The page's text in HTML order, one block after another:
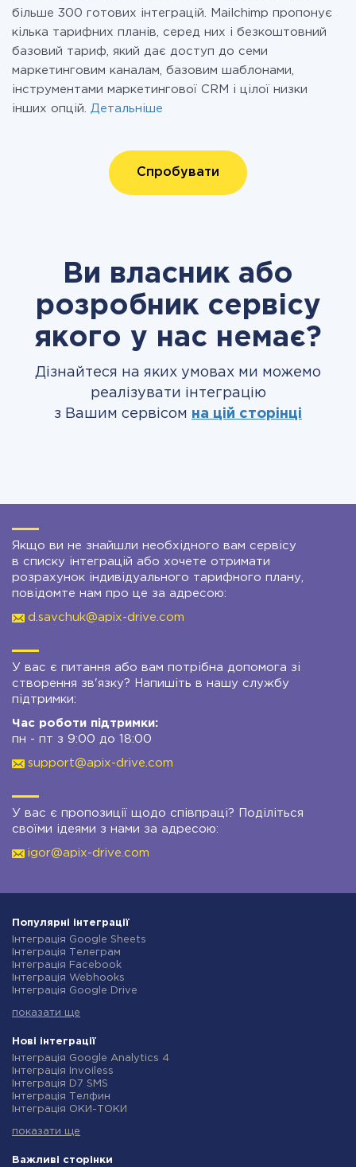
більше 300 готових інтеграцій. Mailchimp пропонує
кілька тарифних планів, серед них і безкоштовний
базовий тариф, який дає доступ до семи
маркетинговим каналам, базовим шаблонами,
інструментами маркетингової CRM і цілої низки
інших опцій. Детальніше
Спробувати
Ви власник або
розробник сервісу
якого у нас немає?
Дізнайтеся на яких умовах ми можемо
реалізувати інтеграцію
з Вашим сервісом на цій сторінці
Якщо ви не знайшли необхідного вам сервісу
в списку інтеграцій або хочете отримати
розрахунок індивідуального тарифного плану,
повідомте нам про це за адресою:
d.savchuk@apix-drive.com
У вас є питання або вам потрібна допомога зі
створення зв'язку? Напишіть в нашу службу
підтримки:
Час роботи підтримки:
пн - пт з 9:00 до 18:00
support@apix-drive.com
У вас є пропозиції щодо співпраці? Поділіться
своїми ідеями з нами за адресою:
igor@apix-drive.com
Популярні інтеграції
Інтеграція Google Sheets
Інтеграція Телеграм
Інтеграція Facebook
Інтеграція Webhooks
Інтеграція Google Drive
Інтеграція Gmail
Інтеграція Rozetka
Інтеграція OpenAI (ChatGPT)
Інтеграція Binotel
Інтеграція Prom
Інтеграція Приват24
Інтеграція OLX
Інтеграція SendPulse
Інтеграція Stream Telecom
показати ще
Нові інтеграції
Інтеграція Google Analytics 4
Інтеграція Invoiless
Інтеграція D7 SMS
Інтеграція Телфин
Інтеграція ОКИ-ТОКИ
Інтеграція Microsoft Dynamics 365
Інтеграція TxtSync
показати ще
Важливі сторінки